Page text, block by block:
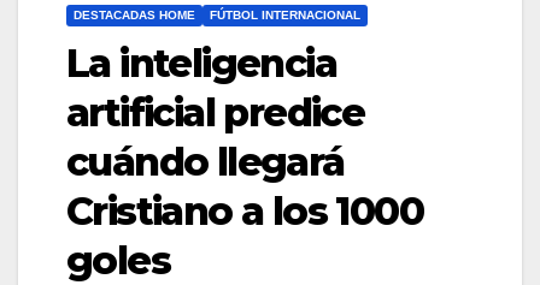
DESTACADAS HOME FÚTBOL INTERNACIONAL
La inteligencia
artificial predice
cuándo llegará
Cristiano a los 1000
goles